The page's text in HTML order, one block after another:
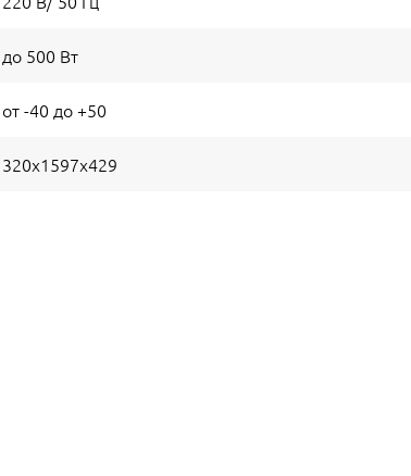
до 500 Вт
от -40 до +50
320x1597x429